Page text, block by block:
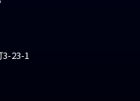
3-23-1